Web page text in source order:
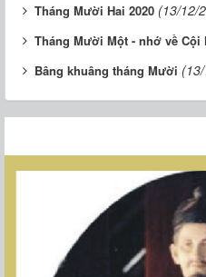
Tháng Mười Hai 2020 (13/12/
Tháng Mười Một - nhớ về Cội
Bâng khuâng tháng Mười